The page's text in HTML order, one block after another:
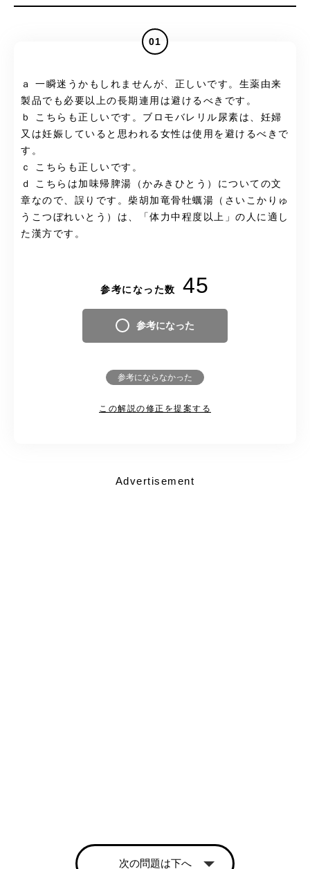
01
ａ 一瞬迷うかもしれませんが、正しいです。生薬由来
製品でも必要以上の長期連用は避けるべきです。
ｂ こちらも正しいです。ブロモバレリル尿素は、妊婦
又は妊娠していると思われる女性は使用を避けるべきで
す。
ｃ こちらも正しいです。
ｄ こちらは加味帰脾湯（かみきひとう）についての文
章なので、誤りです。柴胡加竜骨牡蠣湯（さいこかりゅ
うこつぼれいとう）は、「体力中程度以上」の人に適し
た漢方です。
参考になった数 45
参考になった
参考にならなかった
この解説の修正を提案する
Advertisement
次の問題は下へ